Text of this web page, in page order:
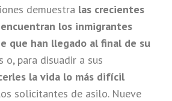
demuestra las crecientes
los inmigrantes
que han llegado al final de su
o, para disuadir a sus
la vida lo más difícil
solicitantes de asilo. Nueve